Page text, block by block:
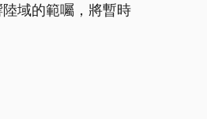
域的範囑，將暫時